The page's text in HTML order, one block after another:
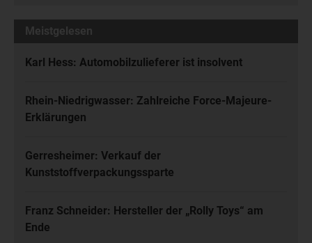
Meistgelesen
Karl Hess: Automobilzulieferer ist insolvent
Rhein-Niedrigwasser: Zahlreiche Force-Majeure-
Erklärungen
Gerresheimer: Verkauf der
Kunststoffverpackungssparte
Franz Schneider: Hersteller der „Rolly Toys“ am
Ende